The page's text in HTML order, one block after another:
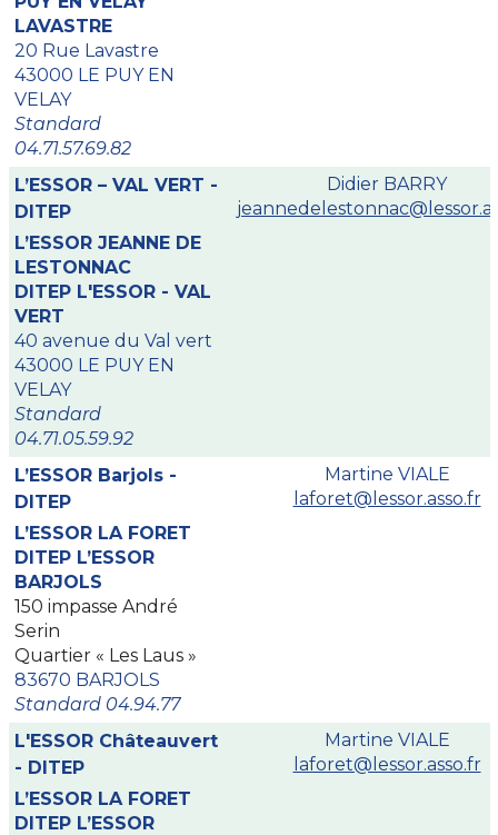
LAVASTRE
20 Rue Lavastre
43000 LE PUY EN
VELAY
Standard
04.71.57.69.82
L’ESSOR – VAL VERT -
DITEP
L’ESSOR JEANNE DE
LESTONNAC
DITEP L'ESSOR - VAL
VERT
40 avenue du Val vert
43000 LE PUY EN
VELAY
Standard
04.71.05.59.92
Didier BARRY
L’ESSOR Barjols -
DITEP
L’ESSOR LA FORET
DITEP L’ESSOR
BARJOLS
150 impasse André
Serin
Quartier « Les Laus »
83670 BARJOLS
Standard 04.94.77
Martine VIALE
laforet@lessor.asso.fr
L'ESSOR Châteauvert
- DITEP
L’ESSOR LA FORET
DITEP L’ESSOR
Martine VIALE
laforet@lessor.asso.fr